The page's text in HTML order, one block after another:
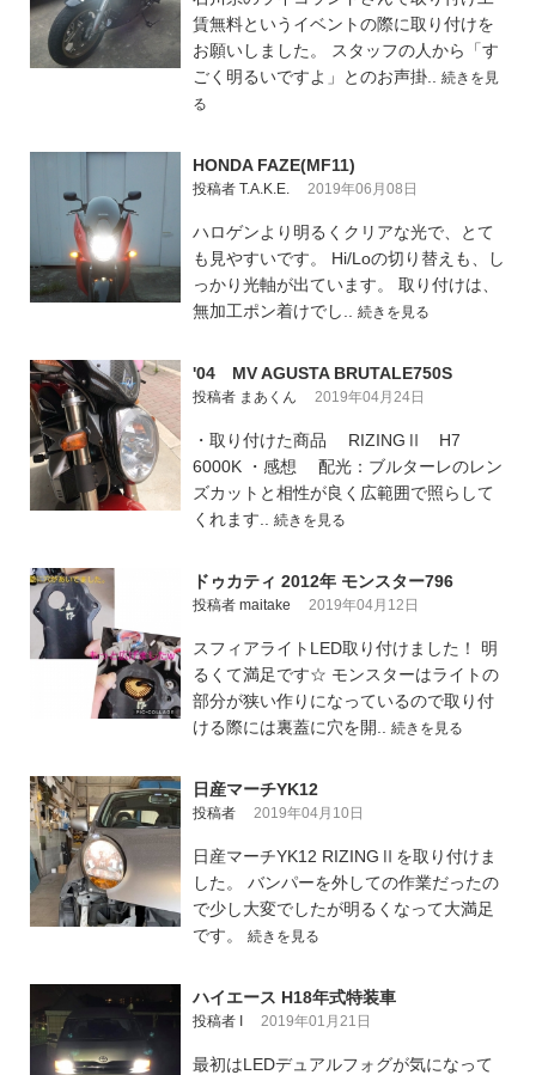
賃無料というイベントの際に取り付けを
お願いしました。 スタッフの人から「す
ごく明るいですよ」とのお声掛.. 続きを見
る
HONDA FAZE(MF11)
投稿者 T.A.K.E. 2019年06月08日
ハロゲンより明るくクリアな光で、とて
も見やすいです。 Hi/Loの切り替えも、し
っかり光軸が出ています。 取り付けは、
無加工ポン着けでし.. 続きを見る
'04 MV AGUSTA BRUTALE750S
投稿者 まあくん 2019年04月24日
・取り付けた商品 RIZINGⅡ H7
6000K ・感想 配光：ブルターレのレン
ズカットと相性が良く広範囲で照らして
くれます.. 続きを見る
ドゥカティ 2012年 モンスター796
投稿者 maitake 2019年04月12日
スフィアライトLED取り付けました！ 明
るくて満足です☆ モンスターはライトの
部分が狭い作りになっているので取り付
ける際には裏蓋に穴を開.. 続きを見る
日産マーチYK12
投稿者 2019年04月10日
日産マーチYK12 RIZINGⅡを取り付けま
した。 バンパーを外しての作業だったの
で少し大変でしたが明るくなって大満足
です。 続きを見る
ハイエース H18年式特装車
投稿者 I 2019年01月21日
最初はLEDデュアルフォグが気になって